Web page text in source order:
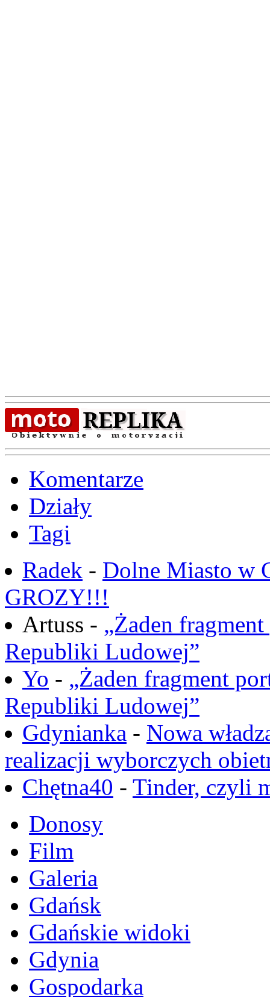
Komentarze
Działy
Tagi
Radek - Dolne Miasto w
GROZY!!!
Artuss - „Żaden
Republiki Ludowej”
Yo - „Żaden fragment
Republiki Ludowej”
Gdynianka - Nowa
realizacji wyborczych
Chętna40 - Tinder, czyli
Donosy
Film
Galeria
Gdańsk
Gdańskie widoki
Gdynia
Gospodarka